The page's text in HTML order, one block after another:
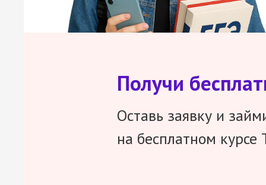
Получи
Оставь заявку и
на бесплатном курсе